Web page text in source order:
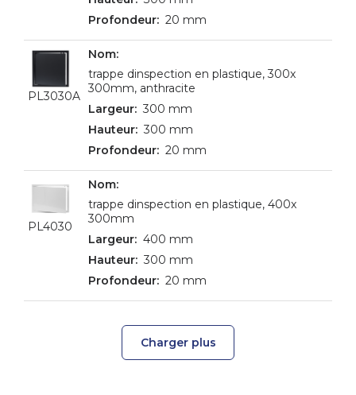
20 mm
PL3030A
trappe dinspection en plastique, 300x
300mm, anthracite
300 mm
300 mm
20 mm
PL4030
trappe dinspection en plastique, 400x
300mm
400 mm
300 mm
20 mm
Charger plus